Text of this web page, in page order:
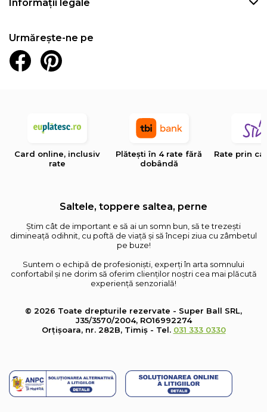
Informații legale
Urmărește-ne pe
Card online, inclusiv
rate
Plătești în 4 rate fără
dobândă
Rate prin
Saltele, toppere saltea, perne
Știm cât de important e să ai un somn bun, să te trezești
dimineață odihnit, cu poftă de viață și să începi ziua cu zâmbetul
pe buze!
Suntem o echipă de profesioniști, experți în arta somnului
confortabil și ne dorim să oferim clienților noștri cea mai plăcută
experiență senzorială!
© 2026 Toate drepturile rezervate - Super Ball SRL,
J35/3570/2004, RO16992274
Orțișoara, nr. 282B, Timiș - Tel. 031 333 0330